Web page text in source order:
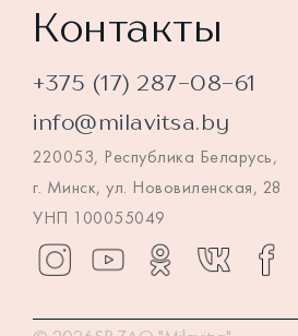
Контакты
+375 (17) 287-08-61
info@milavitsa.by
220053, Республика Беларусь,
г. Минск, ул. Нововиленская, 28
УНП 100055049